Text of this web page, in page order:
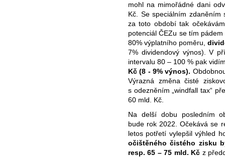
mohl na mimořádné dani
Kč. Se speciálním
za toto období tak
potenciál ČEZu se tím
80% výplatního poměru,
7% dividendový výnos). V
intervalu 80 – 100 % pak
Kč (8 - 9% výnos).
Výrazná změna čisté
s odezněním „windfall tax“
60 mld. Kč.
Na delší dobu posledním
bude rok 2022. Očekává se
letos potřetí vylepšil výhled
očištěného čistého zisku
resp. 65 – 75 mld. Kč z